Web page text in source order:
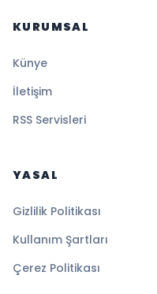
KURUMSAL
Künye
İletişim
RSS Servisleri
YASAL
Gizlilik Politikası
Kullanım Şartları
Çerez Politikası